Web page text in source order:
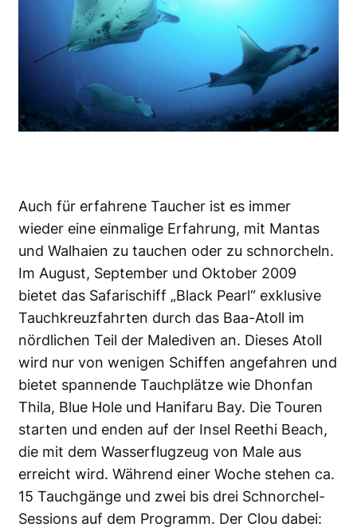
Auch für erfahrene Taucher ist es immer
wieder eine einmalige Erfahrung, mit Mantas
und Walhaien zu tauchen oder zu schnorcheln.
Im August, September und Oktober 2009
bietet das Safarischiff „Black Pearl“ exklusive
Tauchkreuzfahrten durch das Baa-Atoll im
nördlichen Teil der Malediven an. Dieses Atoll
wird nur von wenigen Schiffen angefahren und
bietet spannende Tauchplätze wie Dhonfan
Thila, Blue Hole und Hanifaru Bay. Die Touren
starten und enden auf der Insel Reethi Beach,
die mit dem Wasserflugzeug von Male aus
erreicht wird. Während einer Woche stehen ca.
15 Tauchgänge und zwei bis drei Schnorchel-
Sessions auf dem Programm. Der Clou dabei: